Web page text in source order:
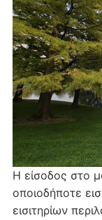
Η είσοδος στο
οποιοδήποτε
εισιτηρίων